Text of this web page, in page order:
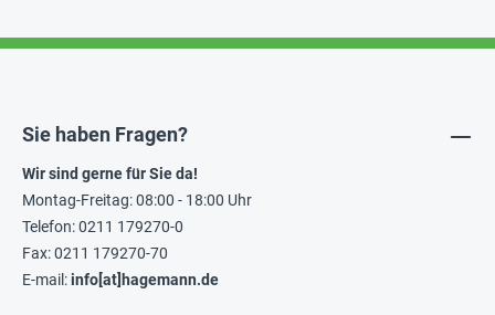
Sie haben Fragen?
Wir sind gerne für Sie da!
Montag-Freitag: 08:00 - 18:00 Uhr
Telefon: 0211 179270-0
Fax: 0211 179270-70
E-mail:info[at]hagemann.de